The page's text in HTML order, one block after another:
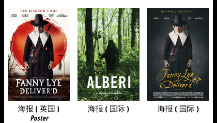
海报 ( 英国 )
Poster
海报 ( 国际 ) 海报 ( 国际 )